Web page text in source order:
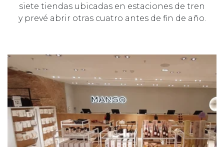
siete tiendas ubicadas en estaciones de tren
y prevé abrir otras cuatro antes de fin de año.